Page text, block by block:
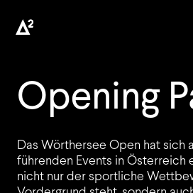
AGENTUR
PROJEKTE
Opening
Das Wörthersee Open hat sich
führenden Events in Österreich
nicht nur der sportliche